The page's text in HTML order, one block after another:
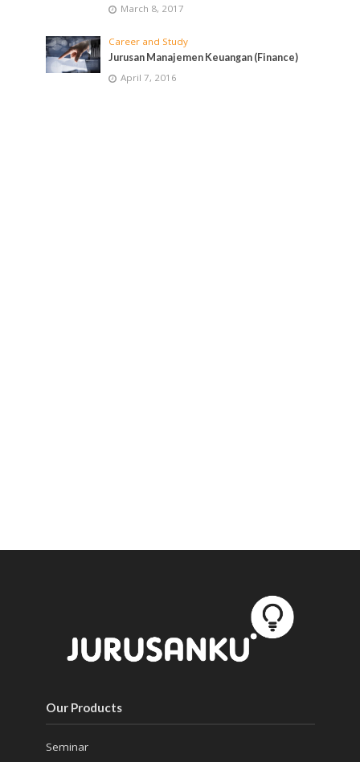
March 8, 2017
Career and Study
Jurusan Manajemen Keuangan (Finance)
April 7, 2016
Our Products
Seminar